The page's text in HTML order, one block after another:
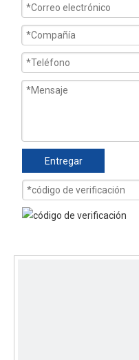
Entregar